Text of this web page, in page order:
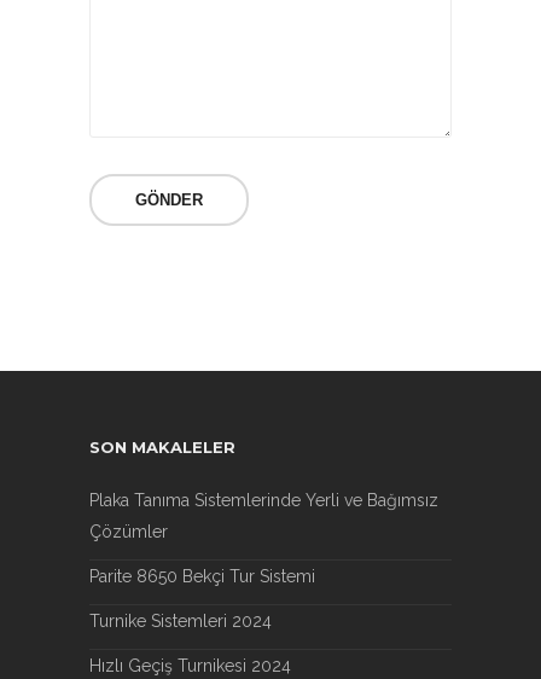
SON MAKALELER
Plaka Tanıma Sistemlerinde Yerli ve Bağımsız
Çözümler
Parite 8650 Bekçi Tur Sistemi
Turnike Sistemleri 2024
Hızlı Geçiş Turnikesi 2024